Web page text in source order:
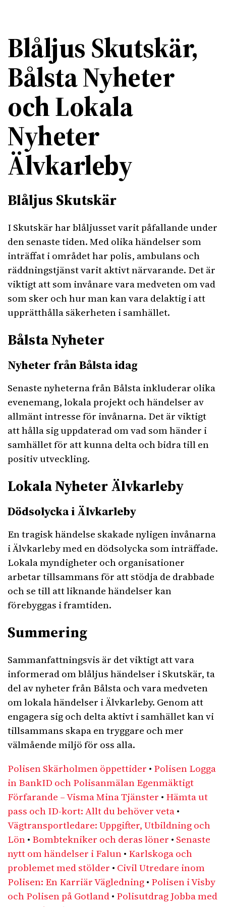
Blåljus Skutskär,
Bålsta Nyheter
och Lokala
Nyheter
Älvkarleby
Blåljus Skutskär
I Skutskär har blåljusset varit påfallande under
den senaste tiden. Med olika händelser som
inträffat i området har polis, ambulans och
räddningstjänst varit aktivt närvarande. Det är
viktigt att som invånare vara medveten om vad
som sker och hur man kan vara delaktig i att
upprätthålla säkerheten i samhället.
Bålsta Nyheter
Nyheter från Bålsta idag
Senaste nyheterna från Bålsta inkluderar olika
evenemang, lokala projekt och händelser av
allmänt intresse för invånarna. Det är viktigt
att hålla sig uppdaterad om vad som händer i
samhället för att kunna delta och bidra till en
positiv utveckling.
Lokala Nyheter Älvkarleby
Dödsolycka i Älvkarleby
En tragisk händelse skakade nyligen invånarna
i Älvkarleby med en dödsolycka som inträffade.
Lokala myndigheter och organisationer
arbetar tillsammans för att stödja de drabbade
och se till att liknande händelser kan
förebyggas i framtiden.
Summering
Sammanfattningsvis är det viktigt att vara
informerad om blåljus händelser i Skutskär, ta
del av nyheter från Bålsta och vara medveten
om lokala händelser i Älvkarleby. Genom att
engagera sig och delta aktivt i samhället kan vi
tillsammans skapa en tryggare och mer
välmående miljö för oss alla.
Polisen Skärholmen öppettider • Polisen Logga
in BankID och Polisanmälan Egenmäktigt
Förfarande – Visma Mina Tjänster • Hämta ut
pass och ID-kort: Allt du behöver veta•
Vägtransportledare: Uppgifter, Utbildning och
Lön• Bombtekniker och deras löner • Senaste
nytt om händelser i Falun• Karlskoga och
problemet med stölder • Civil Utredare inom
Polisen: En Karriär Vägledning• Polisen i Visby
och Polisen på Gotland• Polisutdrag Jobba med